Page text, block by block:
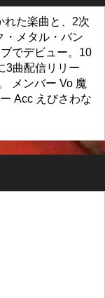
れた楽曲と、2次
・メタル・バン
でデビュー。10
3曲配信リリー
メンバー Vo 魔
Acc えびさわな